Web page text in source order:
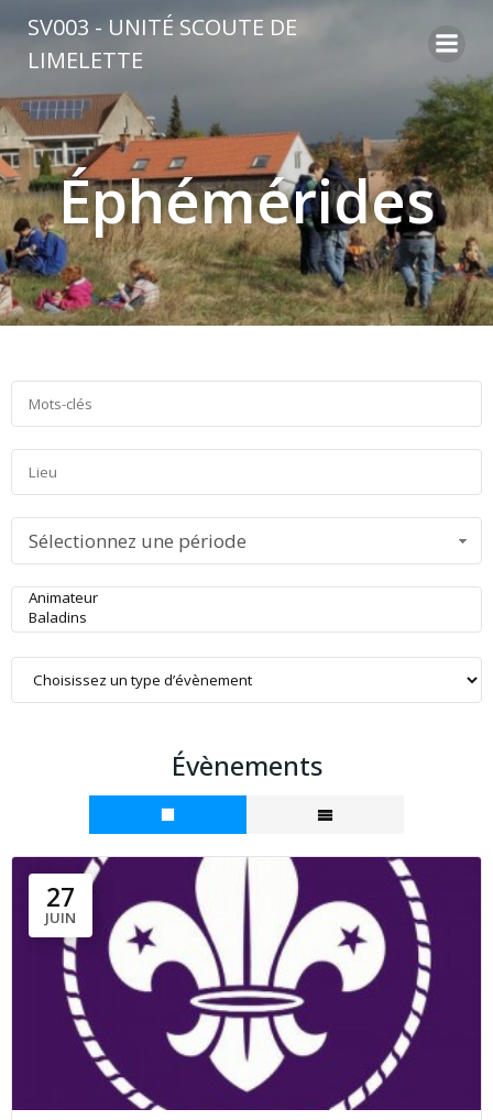
Aller
au
SV003 - UNITÉ SCOUTE DE
LIMELETTE
Éphémérides
Sélectionnez une période
Évènements
27
JUIN